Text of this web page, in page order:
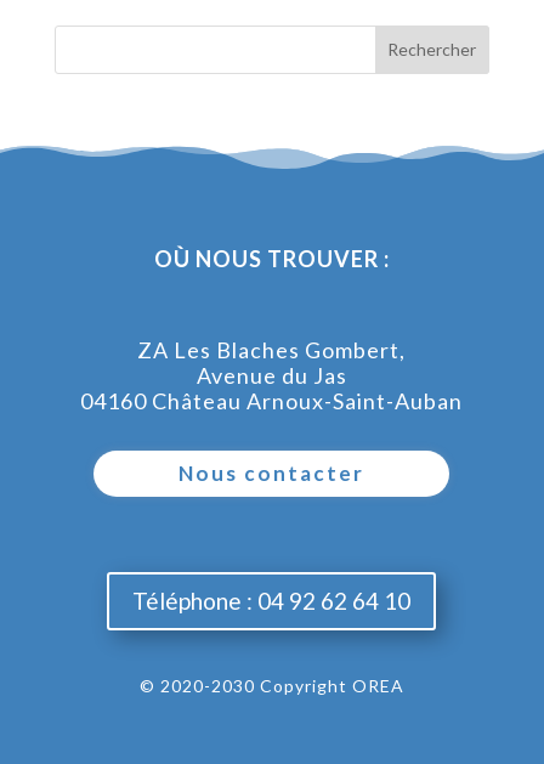
OÙ NOUS TROUVER :
ZA Les Blaches Gombert,
Avenue du Jas
04160 Château Arnoux-Saint-Auban
Nous contacter
Téléphone : 04 92 62 64 10
© 2020-2030 Copyright OREA